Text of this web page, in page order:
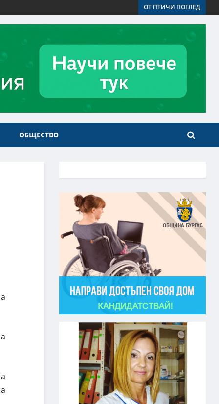
ОТ ПТИЧИ ПОГЛЕД
ОБЩЕСТВО